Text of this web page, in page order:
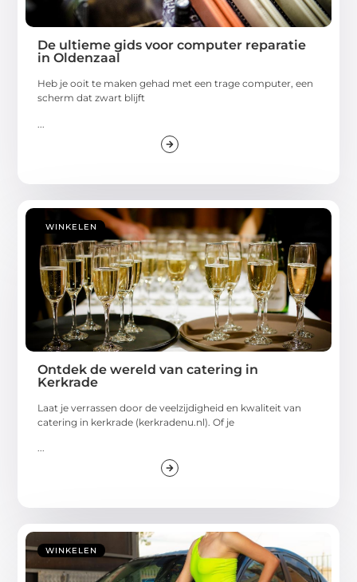
De ultieme gids voor computer reparatie
in Oldenzaal
Heb je ooit te maken gehad met een trage computer, een
scherm dat zwart blijft
WINKELEN
Ontdek de wereld van catering in
Kerkrade
Laat je verrassen door de veelzijdigheid en kwaliteit van
catering in kerkrade (kerkradenu.nl). Of je
WINKELEN